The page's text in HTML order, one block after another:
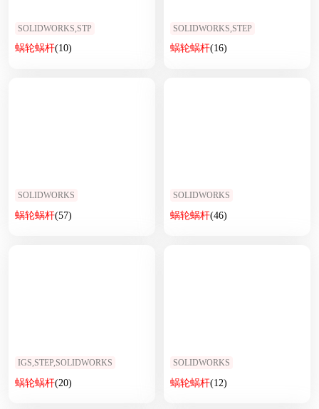
SOLIDWORKS,STP
蜗轮蜗杆(10)
SOLIDWORKS,STEP
蜗轮蜗杆(16)
SOLIDWORKS
蜗轮蜗杆(57)
SOLIDWORKS
蜗轮蜗杆(46)
IGS,STEP,SOLIDWORKS
蜗轮蜗杆(20)
SOLIDWORKS
蜗轮蜗杆(12)